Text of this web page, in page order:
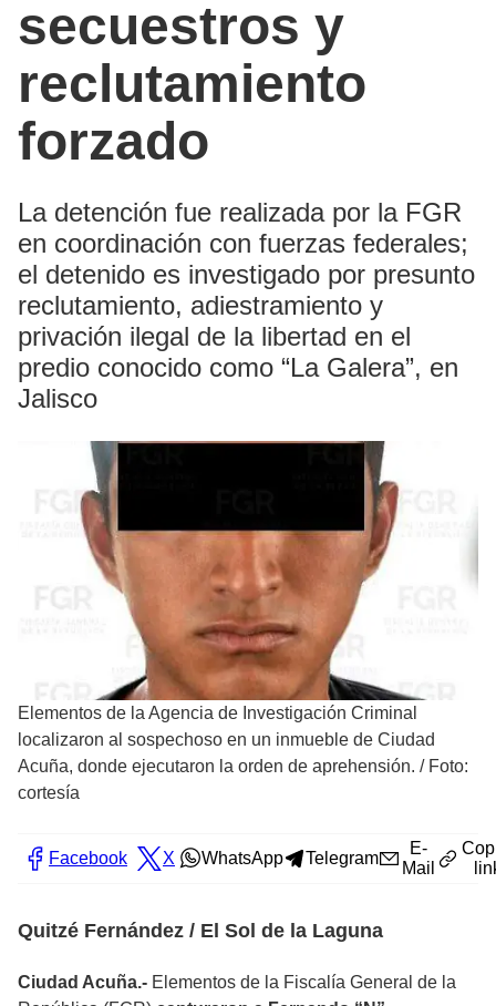
secuestros y
reclutamiento
forzado
La detención fue realizada por la FGR
en coordinación con fuerzas federales;
el detenido es investigado por presunto
reclutamiento, adiestramiento y
privación ilegal de la libertad en el
predio conocido como “La Galera”, en
Jalisco
Elementos de la Agencia de Investigación Criminal
localizaron al sospechoso en un inmueble de Ciudad
Acuña, donde ejecutaron la orden de aprehensión. / Foto:
cortesía
Facebook X WhatsApp Telegram
E-
Mail
Quitzé Fernández / El Sol de la Laguna
Ciudad Acuña.- Elementos de la Fiscalía General de la